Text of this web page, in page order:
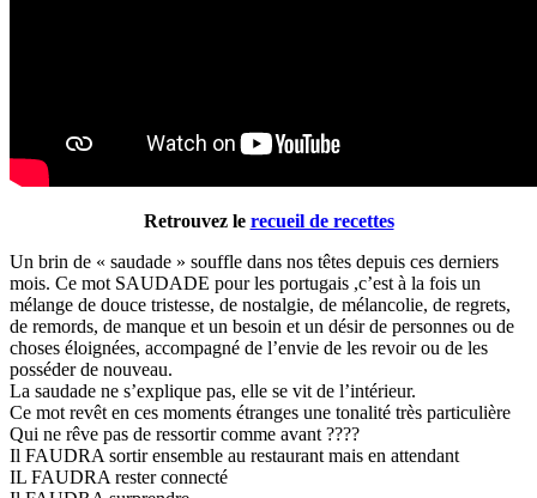
Retrouvez le recueil de recettes
Un brin de « saudade » souffle dans nos têtes depuis ces derniers
mois. Ce mot SAUDADE pour les portugais ,c’est à la fois un
mélange de douce tristesse, de nostalgie, de mélancolie, de regrets,
de remords, de manque et un besoin et un désir de personnes ou de
choses éloignées, accompagné de l’envie de les revoir ou de les
posséder de nouveau.
La saudade ne s’explique pas, elle se vit de l’intérieur.
Ce mot revêt en ces moments étranges une tonalité très particulière
Qui ne rêve pas de ressortir comme avant ????
Il FAUDRA sortir ensemble au restaurant mais en attendant
IL FAUDRA rester connecté